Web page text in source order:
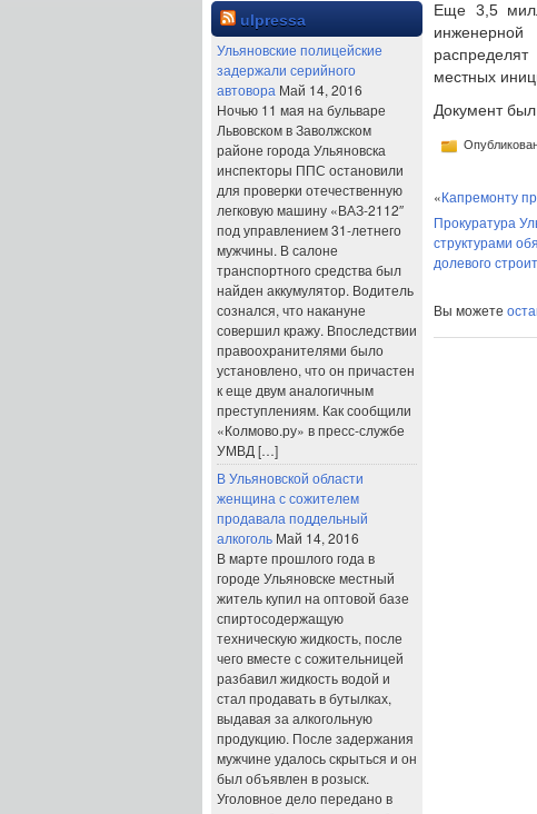
ulpressa
Ульяновские полицейские
задержали серийного
автовора Май 14, 2016
Ночью 11 мая на бульваре
Львовском в Заволжском
районе города Ульяновска
инспекторы ППС остановили
для проверки отечественную
легковую машину «ВАЗ-2112″
под управлением 31-летнего
мужчины. В салоне
транспортного средства был
найден аккумулятор. Водитель
сознался, что накануне
совершил кражу. Впоследствии
правоохранителями было
установлено, что он причастен
к еще двум аналогичным
преступлениям. Как сообщили
«Колмово.ру» в пресс-службе
УМВД […]
В Ульяновской области
женщина с сожителем
продавала поддельный
алкоголь Май 14, 2016
В марте прошлого года в
городе Ульяновске местный
житель купил на оптовой базе
спиртосодержащую
техническую жидкость, после
чего вместе с сожительницей
разбавил жидкость водой и
стал продавать в бутылках,
выдавая за алкогольную
продукцию. После задержания
мужчине удалось скрыться и он
был объявлен в розыск.
Уголовное дело передано в
Еще 3,5
местных
Документ
«Капремонту
Прокуратура
структурами
долевого
Вы можете